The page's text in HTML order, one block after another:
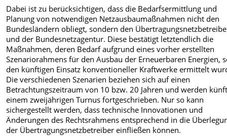
Dabei ist zu berücksichtigen, dass die Bedarfsermittlung und
Planung von notwendigen Netzausbaumaßnahmen nicht den
Bundesländern obliegt, sondern den
und der Bundesnetzagentur. Diese bestätigt letztendlich die
Maßnahmen, deren Bedarf aufgrund eines vorher erstellten
Szenariorahmens für den Ausbau der Erneuerbaren Energien,
den künftigen Einsatz konventioneller Kraftwerke ermittelt
Die verschiedenen Szenarien beziehen sich auf einen
Betrachtungszeitraum von 10 bzw. 20 Jahren und werden
einem zweijährigen Turnus fortgeschrieben. Nur so kann
sichergestellt werden, dass technische Innovationen und
Änderungen des Rechtsrahmens entsprechend in die
der Übertragungsnetzbetreiber einfließen können.